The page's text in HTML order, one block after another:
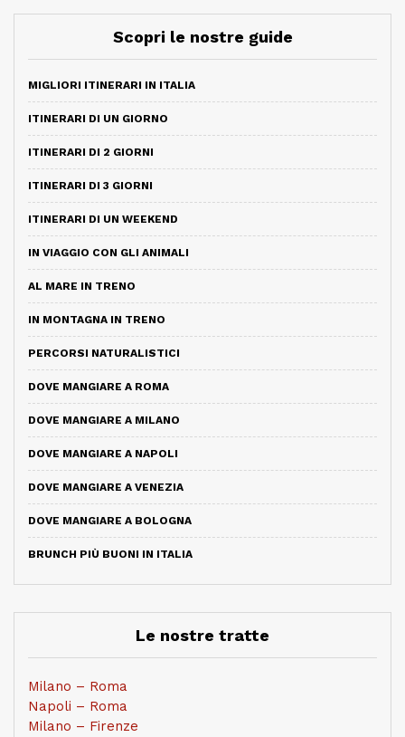
Scopri le nostre guide
MIGLIORI ITINERARI IN ITALIA
ITINERARI DI UN GIORNO
ITINERARI DI 2 GIORNI
ITINERARI DI 3 GIORNI
ITINERARI DI UN WEEKEND
IN VIAGGIO CON GLI ANIMALI
AL MARE IN TRENO
IN MONTAGNA IN TRENO
PERCORSI NATURALISTICI
DOVE MANGIARE A ROMA
DOVE MANGIARE A MILANO
DOVE MANGIARE A NAPOLI
DOVE MANGIARE A VENEZIA
DOVE MANGIARE A BOLOGNA
BRUNCH PIÙ BUONI IN ITALIA
Le nostre tratte
Milano – Roma
Napoli – Roma
Milano – Firenze